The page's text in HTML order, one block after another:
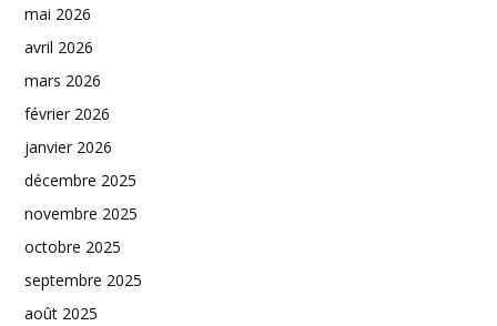
mai 2026
avril 2026
mars 2026
février 2026
janvier 2026
décembre 2025
novembre 2025
octobre 2025
septembre 2025
août 2025